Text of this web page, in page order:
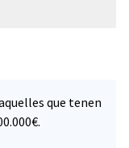
que tenen